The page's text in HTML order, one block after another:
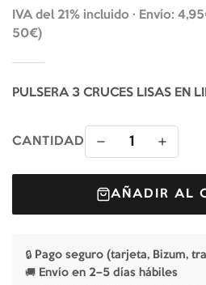
IVA del 21% incluido · Envío:
50€)
PULSERA 3 CRUCES LISAS EN
CANTIDAD 1
AÑADIR AL
🔒 Pago seguro (tarjeta, Bizum,
🚚 Envío en 2–5 días hábiles